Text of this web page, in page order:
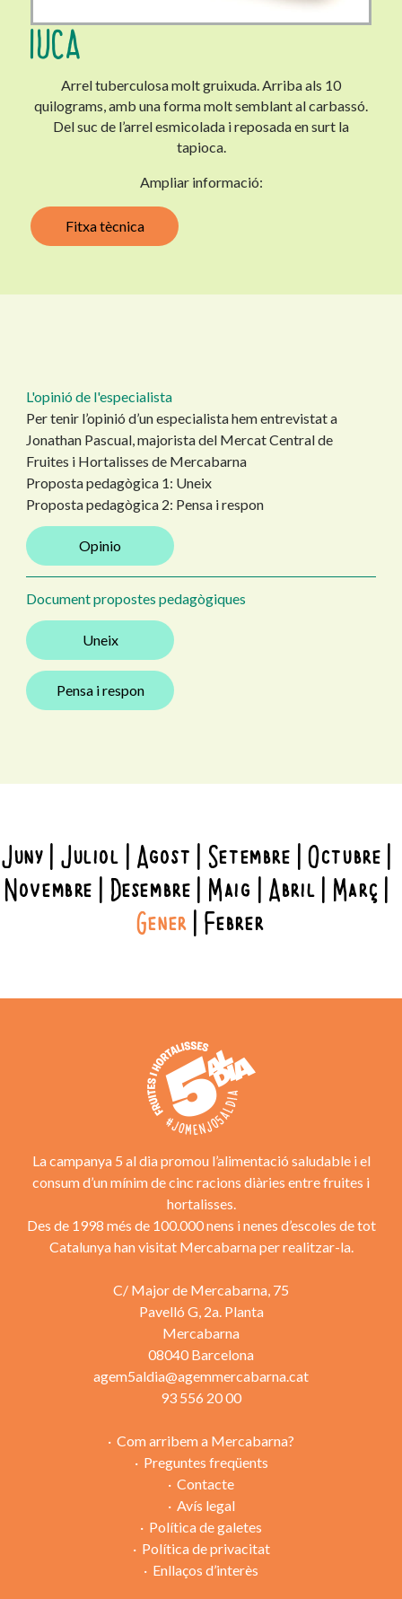
IUCA
Arrel tuberculosa molt gruixuda. Arriba als 10
quilograms, amb una forma molt semblant al carbassó.
Del suc de l’arrel esmicolada i reposada en surt la
tapioca.
Ampliar informació:
Fitxa tècnica
L'opinió de l'especialista
Per tenir l’opinió d’un especialista hem entrevistat a
Jonathan Pascual, majorista del Mercat Central de
Fruites i Hortalisses de Mercabarna
Proposta pedagògica 1: Uneix
Proposta pedagògica 2: Pensa i respon
Opinio
Document propostes pedagògiques
Uneix
Pensa i respon
Juny Juliol Agost Setembre Octubre
Novembre Desembre Maig Abril Març
Gener Febrer
La campanya 5 al dia promou l’alimentació saludable i el
consum d’un mínim de cinc racions diàries entre fruites i
hortalisses.
Des de 1998 més de 100.000 nens i nenes d’escoles de tot
Catalunya han visitat Mercabarna per realitzar-la.
C/ Major de Mercabarna, 75
Pavelló G, 2a. Planta
Mercabarna
08040 Barcelona
agem5aldia@agemmercabarna.cat
93 556 20 00
Com arribem a Mercabarna?
Preguntes freqüents
Contacte
Avís legal
Política de galetes
Política de privacitat
Enllaços d’interès